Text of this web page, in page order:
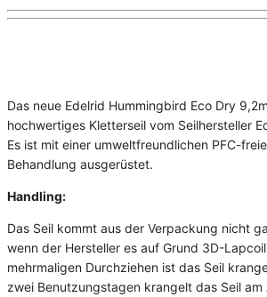
Das neue Edelrid Hummingbird Eco Dry
hochwertiges Kletterseil vom Seilhersteller
Es ist mit einer umweltfreundlichen PFC-
Behandlung ausgerüstet.
Handling:
Das Seil kommt aus der Verpackung nicht
wenn der Hersteller es auf Grund 3D-
mehrmaligen Durchziehen ist das Seil
zwei Benutzungstagen krangelt das Seil